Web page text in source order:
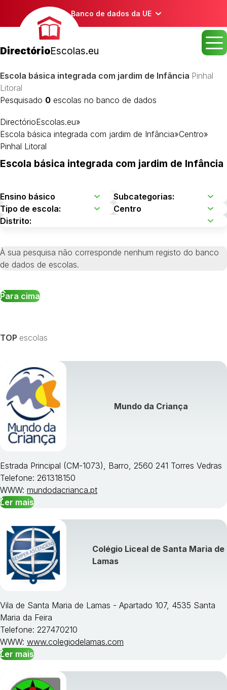
Banco de dados da UE
DirectórioEscolas.eu
Escola básica integrada com jardim de Infância Pinhal
Litoral
Pesquisado 0 escolas no banco de dados
DirectórioEscolas.eu»
Escola básica integrada com jardim de Infância»Centro»
Pinhal Litoral
Escola básica integrada com jardim de Infância
À sua pesquisa não corresponde nenhum registo do banco
de dados de escolas.
Para cima
TOP escolas
Mundo da Criança
Estrada Principal (CM-1073), Barro, 2560 241 Torres Vedras
Telefone: 261318150
WWW: mundodacrianca.pt
Ler mais
Colégio Liceal de Santa Maria de
Lamas
Vila de Santa Maria de Lamas - Apartado 107, 4535 Santa
Maria da Feira
Telefone: 227470210
WWW: www.colegiodelamas.com
Ler mais